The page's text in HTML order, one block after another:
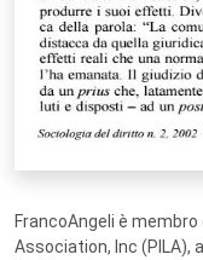
FrancoAngeli è
Association, Inc (PILA),